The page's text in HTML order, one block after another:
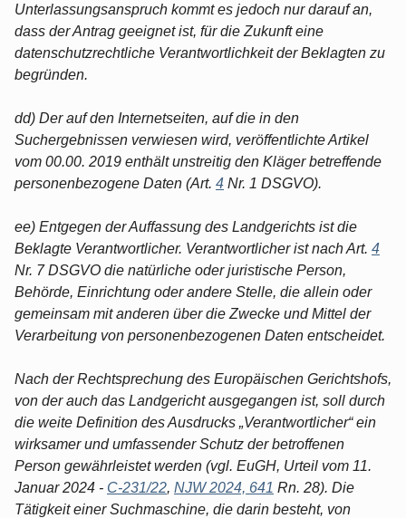
Unterlassungsanspruch kommt es jedoch nur darauf an,
dass der Antrag geeignet ist, für die Zukunft eine
datenschutzrechtliche Verantwortlichkeit der Beklagten zu
begründen.
dd) Der auf den Internetseiten, auf die in den
Suchergebnissen verwiesen wird, veröffentlichte Artikel
vom 00.00. 2019 enthält unstreitig den Kläger betreffende
personenbezogene Daten (Art. 4 Nr. 1 DSGVO).
ee) Entgegen der Auffassung des Landgerichts ist die
Beklagte Verantwortlicher. Verantwortlicher ist nach Art. 4
Nr. 7 DSGVO die natürliche oder juristische Person,
Behörde, Einrichtung oder andere Stelle, die allein oder
gemeinsam mit anderen über die Zwecke und Mittel der
Verarbeitung von personenbezogenen Daten entscheidet.
Nach der Rechtsprechung des Europäischen Gerichtshofs,
von der auch das Landgericht ausgegangen ist, soll durch
die weite Definition des Ausdrucks „Verantwortlicher“ ein
wirksamer und umfassender Schutz der betroffenen
Person gewährleistet werden (vgl. EuGH, Urteil vom 11.
Januar 2024 - C-231/22, NJW 2024, 641 Rn. 28). Die
Tätigkeit einer Suchmaschine, die darin besteht, von